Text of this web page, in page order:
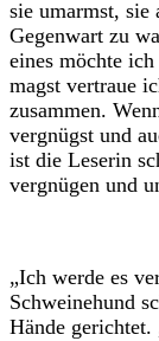
sie umarmst,
Gegenwart zu
eines möchte
magst vertraue
zusammen.
vergnügst und
ist die Leserin
vergnügen und
„Ich werde es
Schweinehund
Hände gerichtet.